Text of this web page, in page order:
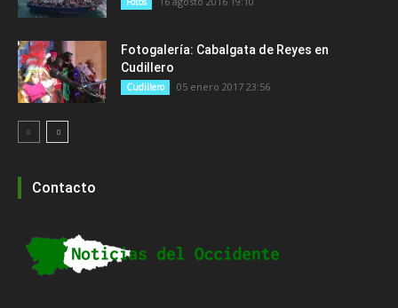
Fotogalería: Cabalgata de Reyes en
Cudillero
Cudillero 05 enero 2017 23:56
Contacto